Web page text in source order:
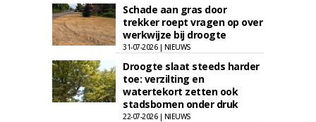
Schade aan gras door
trekker roept vragen op over
werkwijze bij droogte
31-07-2026 | NIEUWS
Droogte slaat steeds harder
toe: verzilting en
watertekort zetten ook
stadsbomen onder druk
22-07-2026 | NIEUWS